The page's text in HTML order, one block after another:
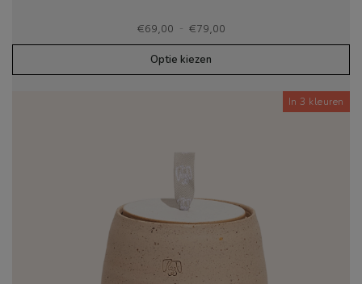
€69,00 - €79,00
€69,00
€79,00
Optie kiezen
In 3 kleuren